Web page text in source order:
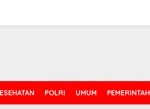
POLRI UMUM PEMERINTAH